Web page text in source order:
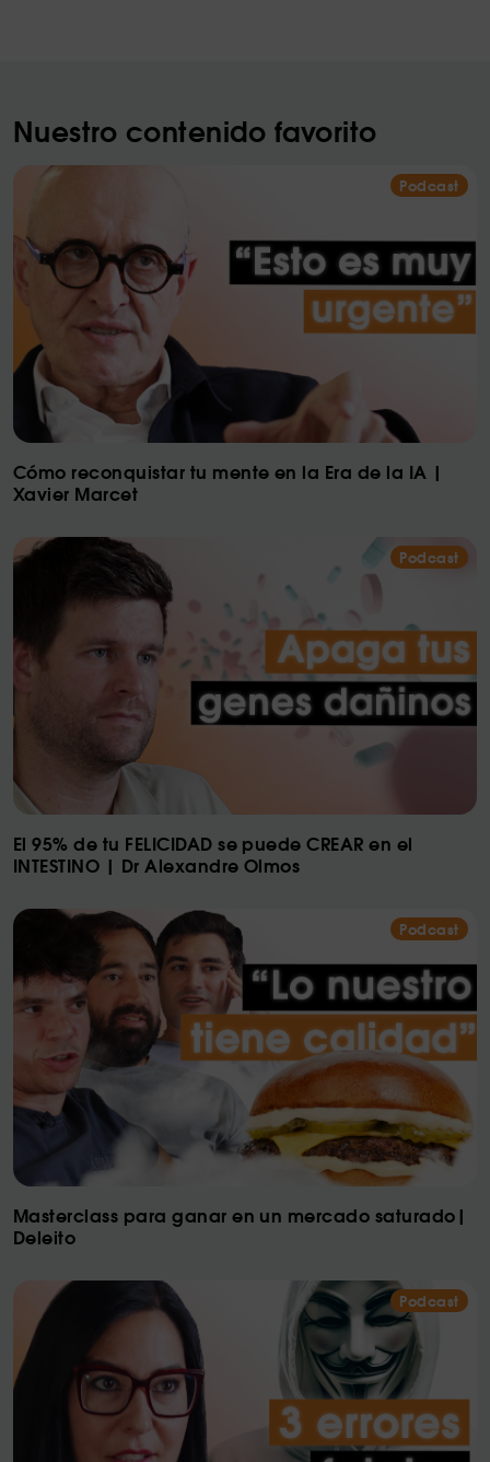
Nuestro contenido favorito
Podcast
Cómo reconquistar tu mente en la Era de la IA |
Xavier Marcet
Podcast
El 95% de tu FELICIDAD se puede CREAR en el
INTESTINO | Dr Alexandre Olmos
Podcast
Masterclass para ganar en un mercado saturado|
Deleito
Podcast